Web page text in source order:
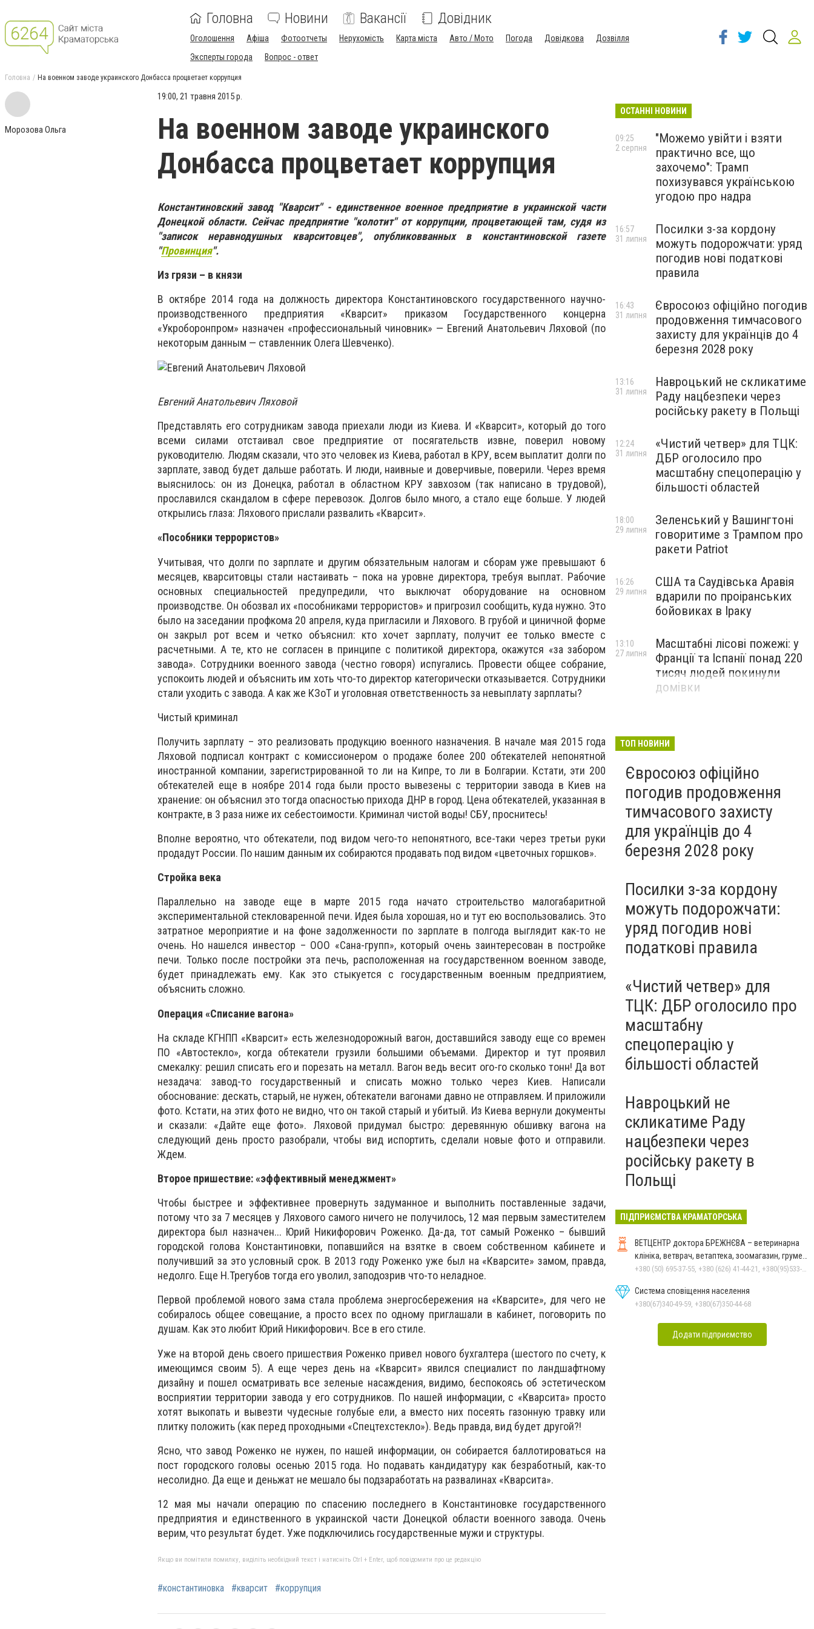
Головна Новини Вакансії Довідник
Оголошення Афіша Фотоотчеты Нерухомість Карта міста Авто / Мото Погода Довідкова
Дозвілля
Эксперты города
Вопрос - ответ
Головна На военном заводе украинского Донбасса процветает коррупция
Морозова Ольга
19:00, 21 травня 2015 р.
На военном заводе украинского
Донбасса процветает коррупция
Константиновский завод "Кварсит" - единственное военное предприятие в украинской части
Донецкой области. Сейчас предприятие "колотит" от коррупции, процветающей там, судя из
"записок неравнодушных кварситовцев", опубликовванных в константиновской газете
"Провинция".
Из грязи – в князи
В октябре 2014 года на должность директора Константиновского государственного научно-
производственного предприятия «Кварсит» приказом Государственного концерна
«Укроборонпром» назначен «профессиональный чиновник» — Евгений Анатольевич Ляховой (по
некоторым данным — ставленник Олега Шевченко).
Евгений Анатольевич Ляховой
Представлять его сотрудникам завода приехали люди из Киева. И «Кварсит», который до того
всеми силами отстаивал свое предприятие от посягательств извне, поверил новому
руководителю. Людям сказали, что это человек из Киева, работал в КРУ, всем выплатит долги по
зарплате, завод будет дальше работать. И люди, наивные и доверчивые, поверили. Через время
выяснилось: он из Донецка, работал в областном КРУ завхозом (так написано в трудовой),
прославился скандалом в сфере перевозок. Долгов было много, а стало еще больше. У людей
открылись глаза: Ляхового прислали развалить «Кварсит».
«Пособники террористов»
Учитывая, что долги по зарплате и другим обязательным налогам и сборам уже превышают 6
месяцев, кварситовцы стали настаивать – пока на уровне директора, требуя выплат. Рабочие
основных специальностей предупредили, что выключат оборудование на основном
производстве. Он обозвал их «пособниками террористов» и пригрозил сообщить, куда нужно. Это
было на заседании профкома 20 апреля, куда пригласили и Ляхового. В грубой и циничной форме
он закрыл рот всем и четко объяснил: кто хочет зарплату, получит ее только вместе с
расчетными. А те, кто не согласен в принципе с политикой директора, окажутся «за забором
завода». Сотрудники военного завода (честно говоря) испугались. Провести общее собрание,
успокоить людей и объяснить им хоть что-то директор категорически отказывается. Сотрудники
стали уходить с завода. А как же КЗоТ и уголовная ответственность за невыплату зарплаты?
Чистый криминал
Получить зарплату – это реализовать продукцию военного назначения. В начале мая 2015 года
Ляховой подписал контракт с комиссионером о продаже более 200 обтекателей непонятной
иностранной компании, зарегистрированной то ли на Кипре, то ли в Болгарии. Кстати, эти 200
обтекателей еще в ноябре 2014 года были просто вывезены с территории завода в Киев на
хранение: он объяснил это тогда опасностью прихода ДНР в город. Цена обтекателей, указанная в
контракте, в 3 раза ниже их себестоимости. Криминал чистой воды! СБУ, проснитесь!
Вполне вероятно, что обтекатели, под видом чего-то непонятного, все-таки через третьи руки
продадут России. По нашим данным их собираются продавать под видом «цветочных горшков».
Стройка века
Параллельно на заводе еще в марте 2015 года начато строительство малогабаритной
экспериментальной стекловаренной печи. Идея была хорошая, но и тут ею воспользовались. Это
затратное мероприятие и на фоне задолженности по зарплате в полгода выглядит как-то не
очень. Но нашелся инвестор – ООО «Сана-групп», который очень заинтересован в постройке
печи. Только после постройки эта печь, расположенная на государственном военном заводе,
будет принадлежать ему. Как это стыкуется с государственным военным предприятием,
объяснить сложно.
Операция «Списание вагона»
На складе КГНПП «Кварсит» есть железнодорожный вагон, доставшийся заводу еще со времен
ПО «Автостекло», когда обтекатели грузили большими объемами. Директор и тут проявил
смекалку: решил списать его и порезать на металл. Вагон ведь весит ого-го сколько тонн! Да вот
незадача: завод-то государственный и списать можно только через Киев. Написали
обоснование: дескать, старый, не нужен, обтекатели вагонами давно не отправляем. И приложили
фото. Кстати, на этих фото не видно, что он такой старый и убитый. Из Киева вернули документы
и сказали: «Дайте еще фото». Ляховой придумал быстро: деревянную обшивку вагона на
следующий день просто разобрали, чтобы вид испортить, сделали новые фото и отправили.
Ждем.
Второе пришествие: «эффективный менеджмент»
Чтобы быстрее и эффективнее провернуть задуманное и выполнить поставленные задачи,
потому что за 7 месяцев у Ляхового самого ничего не получилось, 12 мая первым заместителем
директора был назначен... Юрий Никифорович Роженко. Да-да, тот самый Роженко – бывший
городской голова Константиновки, попавшийся на взятке в своем собственном кабинете и
получивший за это условный срок. В 2013 году Роженко уже был на «Кварсите» замом, правда,
недолго. Еще Н.Трегубов тогда его уволил, заподозрив что-то неладное.
Первой проблемой нового зама стала проблема энергосбережения на «Кварсите», для чего не
собиралось общее совещание, а просто всех по одному приглашали в кабинет, поговорить по
душам. Как это любит Юрий Никифорович. Все в его стиле.
Уже на второй день своего пришествия Роженко привел нового бухгалтера (шестого по счету, к
имеющимся своим 5). А еще через день на «Кварсит» явился специалист по ландшафтному
дизайну и пошел осматривать все зеленые насаждения, видимо, беспокоясь об эстетическом
восприятии территории завода у его сотрудников. По нашей информации, с «Кварсита» просто
хотят выкопать и вывезти чудесные голубые ели, а вместо них посеять газонную травку или
плитку положить (как перед проходными «Спецтехстекло»). Ведь правда, вид будет другой?!
Ясно, что завод Роженко не нужен, по нашей информации, он собирается баллотироваться на
пост городского головы осенью 2015 года. Но подавать кандидатуру как безработный, как-то
несолидно. Да еще и деньжат не мешало бы подзаработать на развалинах «Кварсита».
12 мая мы начали операцию по спасению последнего в Константиновке государственного
предприятия и единственного в украинской части Донецкой области военного завода. Очень
верим, что результат будет. Уже подключились государственные мужи и структуры.
Якщо ви помітили помилку, виділіть необхідний текст і натисніть Ctrl + Enter, щоб повідомити про це редакцію
#константиновка #кварсит #коррупция
ОСТАННІ НОВИНИ
"Можемо увійти і взяти
практично все, що
захочемо": Трамп
похизувався українською
угодою про надра
09:25
2 серпня
Посилки з-за кордону
можуть подорожчати: уряд
погодив нові податкові
правила
16:57
31 липня
Євросоюз офіційно погодив
продовження тимчасового
захисту для українців до 4
березня 2028 року
16:43
31 липня
Навроцький не скликатиме
Раду нацбезпеки через
російську ракету в Польщі
13:16
31 липня
«Чистий четвер» для ТЦК:
ДБР оголосило про
масштабну спецоперацію у
більшості областей
12:24
31 липня
Зеленський у Вашингтоні
говоритиме з Трампом про
ракети Patriot
18:00
29 липня
США та Саудівська Аравія
вдарили по проіранських
бойовиках в Іраку
16:26
29 липня
Масштабні лісові пожежі: у
Франції та Іспанії понад 220
тисяч людей покинули
домівки
13:10
27 липня
ТОП НОВИНИ
Євросоюз офіційно
погодив продовження
тимчасового захисту
для українців до 4
березня 2028 року
Посилки з-за кордону
можуть подорожчати:
уряд погодив нові
податкові правила
«Чистий четвер» для
ТЦК: ДБР оголосило про
масштабну
спецоперацію у
більшості областей
Навроцький не
скликатиме Раду
нацбезпеки через
російську ракету в
Польщі
ПІДПРИЄМСТВА КРАМАТОРСЬКА
ВЕТЦЕНТР доктора БРЕЖНЄВА – ветеринарна
клініка, ветврач, ветаптека, зоомагазин, грумер,
стрижки.
+380 (50) 695-37-55, +380 (626) 41-44-21, +380(95)533-90-03
Система сповіщення населення
+380(67)340-49-59, +380(67)350-44-68
Додати підприємство